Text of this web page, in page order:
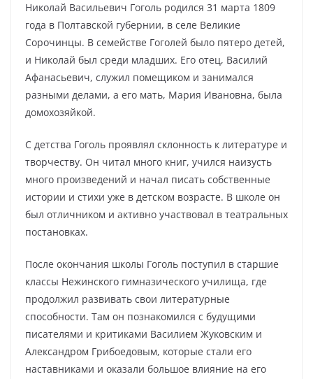
Николай Васильевич Гоголь родился 31 марта 1809
года в Полтавской губернии, в селе Великие
Сорочинцы. В семействе Гоголей было пятеро детей,
и Николай был среди младших. Его отец, Василий
Афанасьевич, служил помещиком и занимался
разными делами, а его мать, Мария Ивановна, была
домохозяйкой.
С детства Гоголь проявлял склонность к литературе и
творчеству. Он читал много книг, учился наизусть
много произведений и начал писать собственные
истории и стихи уже в детском возрасте. В школе он
был отличником и активно участвовал в театральных
постановках.
После окончания школы Гоголь поступил в старшие
классы Нежинского гимназического училища, где
продолжил развивать свои литературные
способности. Там он познакомился с будущими
писателями и критиками Василием Жуковским и
Александром Грибоедовым, которые стали его
наставниками и оказали большое влияние на его